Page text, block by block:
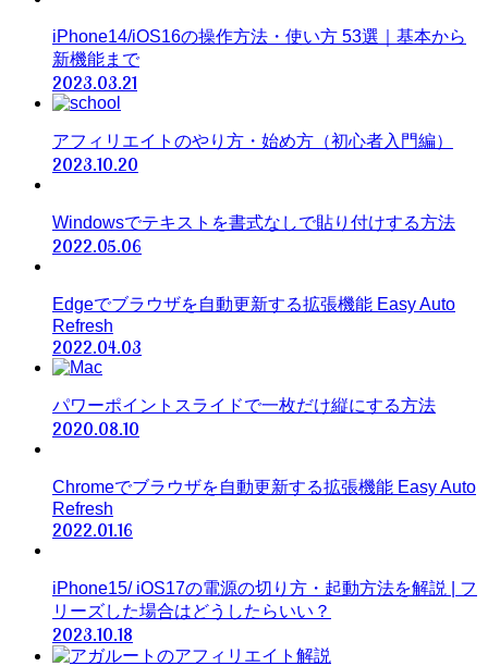
iPhone14/iOS16の操作方法・使い方 53選｜基本から
新機能まで
2023.03.21
アフィリエイトのやり方・始め方（初心者入門編）
2023.10.20
Windowsでテキストを書式なしで貼り付けする方法
2022.05.06
Edgeでブラウザを自動更新する拡張機能 Easy Auto
Refresh
2022.04.03
パワーポイントスライドで一枚だけ縦にする方法
2020.08.10
Chromeでブラウザを自動更新する拡張機能 Easy Auto
Refresh
2022.01.16
iPhone15/ iOS17の電源の切り方・起動方法を解説 | フ
リーズした場合はどうしたらいい？
2023.10.18